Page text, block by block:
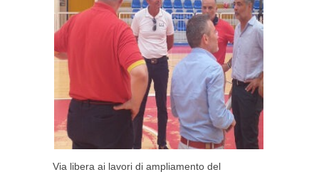
Via libera ai lavori di ampliamento del